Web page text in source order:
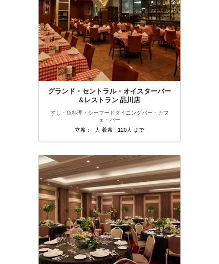
グランド・セントラル・オイスターバー
&レストラン 品川店
すし・魚料理・シーフードダイニングバー・カフ
ェ・バー
立席：--人 着席：120人 まで